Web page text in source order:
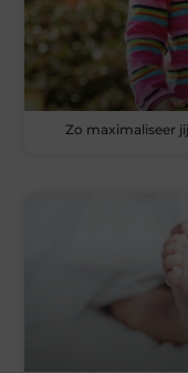
Zo maximaliseer